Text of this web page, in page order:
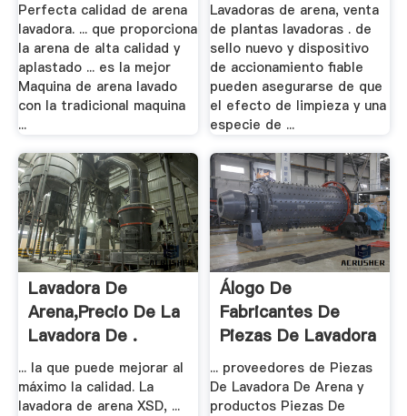
Perfecta calidad de arena
lavadora. ... que proporciona
la arena de alta calidad y
aplastado ... es la mejor
Maquina de arena lavado
con la tradicional maquina
...
Lavadoras de arena, venta
de plantas lavadoras . de
sello nuevo y dispositivo
de accionamiento fiable
pueden asegurarse de que
el efecto de limpieza y una
especie de ...
Lavadora De
Arena,Precio De La
Lavadora De .
... la que puede mejorar al
máximo la calidad. La
lavadora de arena XSD, ...
Álogo De
Fabricantes De
Piezas De Lavadora
De .
... proveedores de Piezas
De Lavadora De Arena y
productos Piezas De